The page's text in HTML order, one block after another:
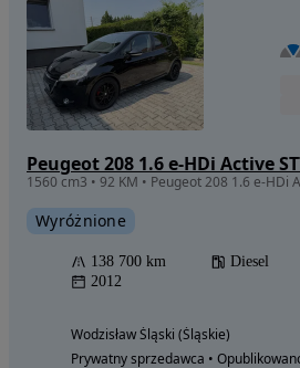
Peugeot 208 1.6 e-HDi Active
Wyróżnione
138 700 km Diesel
2012
Wodzisław Śląski (Śląskie)
Prywatny sprzedawca •